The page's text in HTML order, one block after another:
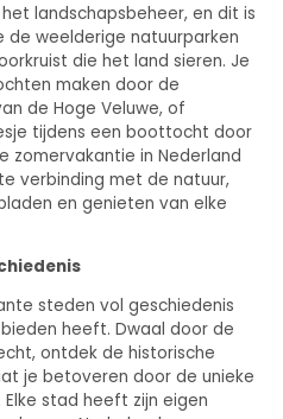
landschapsbeheer, en dit is
de weelderige natuurparken
die het land sieren. Je
maken door de
de Hoge Veluwe, of
tijdens een boottocht door
zomervakantie in Nederland
verbinding met de natuur,
en genieten van elke
steden vol geschiedenis
heeft. Dwaal door de
ontdek de historische
je betoveren door de unieke
stad heeft zijn eigen